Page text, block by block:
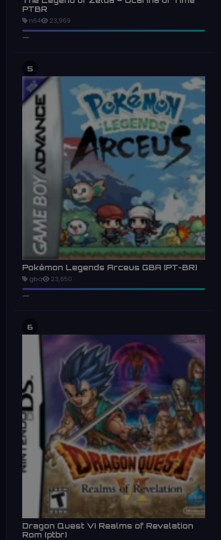
PTBR
n64 23,969
5
Pokémon Legends Arceus GBA [PT-BR]
gba 23,650
6
Dragon Quest VI Realms of Revelation
Rom (ptbr)